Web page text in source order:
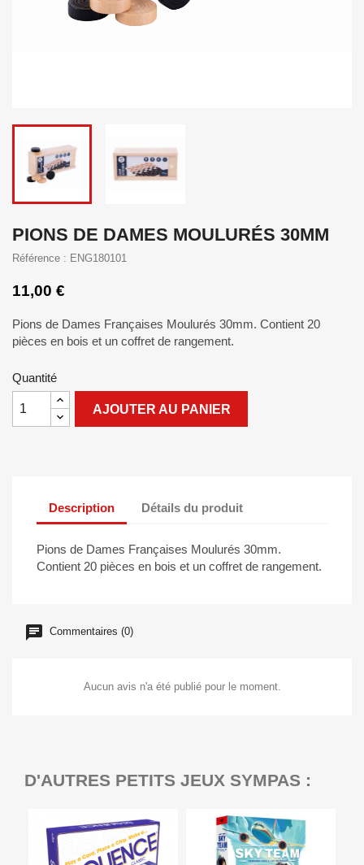
PIONS DE DAMES MOULURÉS 30MM
Référence : ENG180101
11,00 €
Pions de Dames Françaises Moulurés 30mm. Contient 20
pièces en bois et un coffret de rangement.
Quantité
AJOUTER AU PANIER
Description Détails du produit
Pions de Dames Françaises Moulurés 30mm.
Contient 20 pièces en bois et un coffret de rangement.
Commentaires (0)
Aucun avis n'a été publié pour le moment.
D'AUTRES PETITS JEUX SYMPAS :